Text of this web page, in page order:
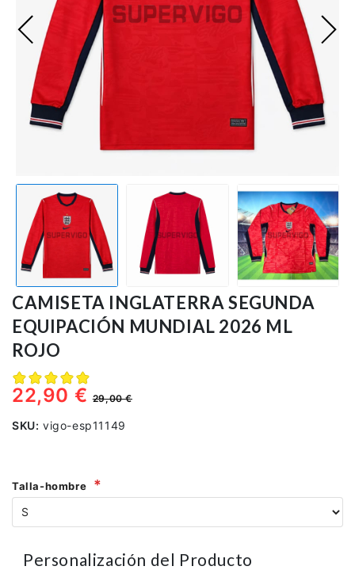
Ligue 1
Otras Ligas
Niños
Entrenamiento
CAMISETA INGLATERRA SEGUNDA
EQUIPACIÓN MUNDIAL 2026 ML
ROJO
22,90 €29,00 €
SKU: vigo-esp11149
Talla-hombre
Personalización del Producto